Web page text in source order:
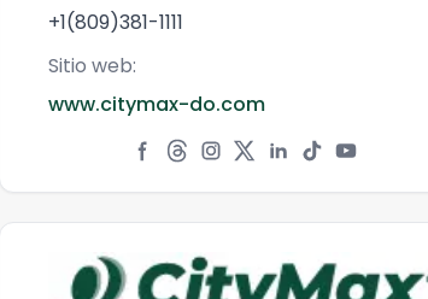
+1(809)381-1111
Sitio web:
www.citymax-do.com